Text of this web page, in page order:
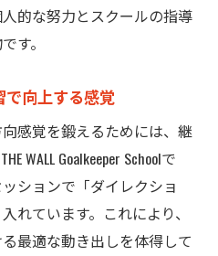
的な努力とスクールの指導
す。
向上する感覚
感覚を鍛えるためには、継
WALL Goalkeeper Schoolで
ションで「ダイレクショ
れています。これにより、
最適な動き出しを体得して